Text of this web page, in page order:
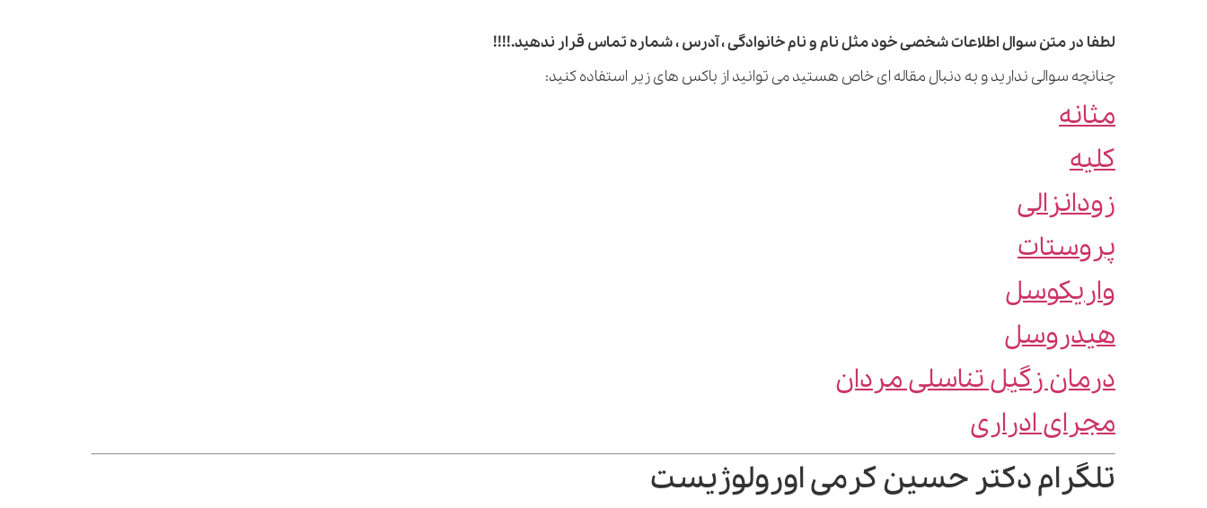
لطفا در متن سوال اطلاعات شخصی خود مثل نام و نام خانوادگی ، آدرس ، شماره تماس قرار ندهید.!!!!
چنانچه سوالی ندارید و به دنبال مقاله ای خاص هستید می توانید از باکس های زیر استفاده کنید:
مثانه
کلیه
زودانزالی
پروستات
واریکوسل
هیدروسل
درمان زگیل تناسلی مردان
مجرای ادراری
تلگرام دکتر حسین کرمی اورولوژیست